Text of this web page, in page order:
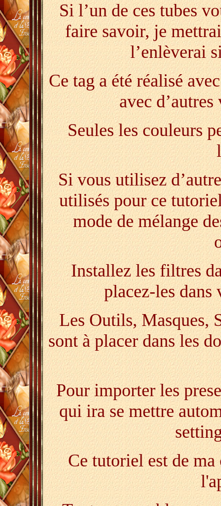
Si l’un de ces tubes
faire savoir, je
l’enlèverai
Ce tag a été réalisé
avec
Seules les couleurs
Si vous utilisez
utilisés pour ce
mode de mélange
Installez les filtres
placez-les dans
Les Outils, Masques,
sont à placer dans les
Pour importer les
qui ira se mettre
Ce tutoriel est de